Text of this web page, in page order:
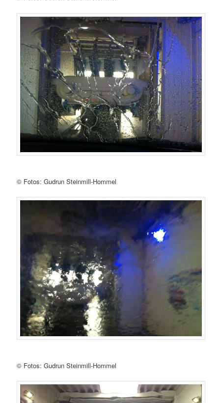
© Fotos: Gudrun Steinmill-Hommel
© Fotos: Gudrun Steinmill-Hommel